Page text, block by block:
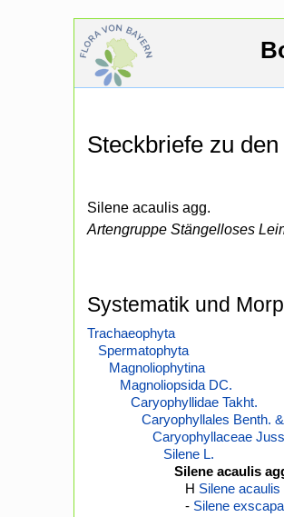
Steckbriefe zu
Silene acaulis agg.
Artengruppe Stängelloses
Systematik und
Trachaeophyta
Spermatophyta
Magnoliophytina
Magnoliopsida DC.
Caryophyllidae Takht.
Caryophyllales Benth.
Caryophyllaceae
Silene L.
Silene acaulis
H Silene
- Silene